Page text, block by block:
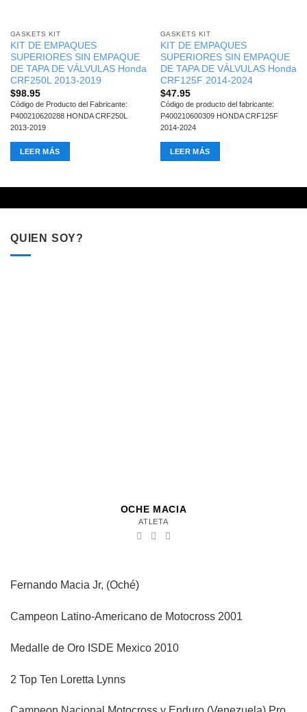
GASKETS KIT
KIT DE EMPAQUES
SUPERIORES SIN EMPAQUE
DE TAPA DE VÁLVULAS Honda
CRF250L 2013-2019
$98.95
Código de Producto del Fabricante:
P400210620288 HONDA CRF250L
2013-2019
LEER MÁS
GASKETS KIT
KIT DE EMPAQUES
SUPERIORES SIN EMPAQUE
DE TAPA DE VÁLVULAS Honda
CRF125F 2014-2024
$47.95
Código de producto del fabricante:
P400210600309 HONDA CRF125F
2014-2024
LEER MÁS
QUIEN SOY?
OCHE MACIA
ATLETA
Fernando Macia Jr, (Oché)
Campeon Latino-Americano de Motocross 2001
Medalle de Oro ISDE Mexico 2010
2 Top Ten Loretta Lynns